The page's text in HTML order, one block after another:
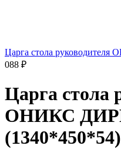
Царга стола
088 ₽
Царга стола
ОНИКС
(1340*450*54)